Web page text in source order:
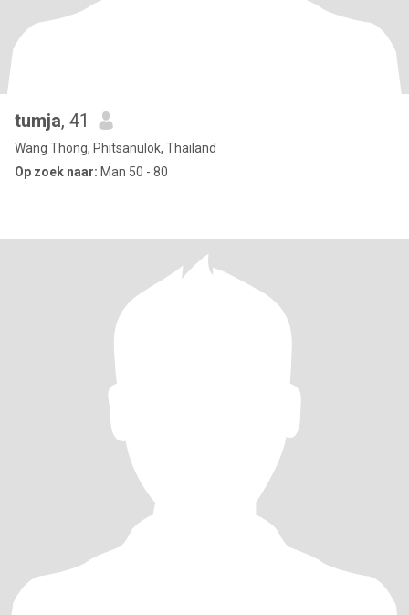
tumja, 41
Wang Thong, Phitsanulok, Thailand
Op zoek naar: Man 50 - 80